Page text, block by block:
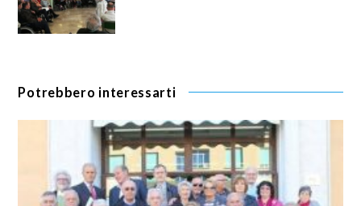
Potrebbero interessarti